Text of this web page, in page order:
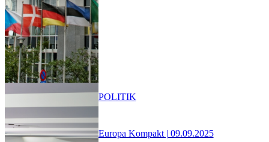
Europa Kompakt | 09.09.2025
POLITIK